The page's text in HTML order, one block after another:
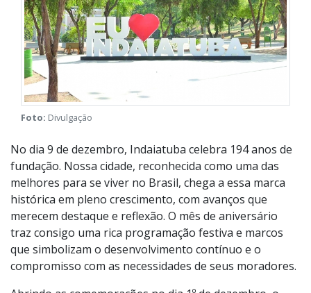
Foto:Divulgação
No dia 9 de dezembro, Indaiatuba celebra 194 anos de
fundação. Nossa cidade, reconhecida como uma das
melhores para se viver no Brasil, chega a essa marca
histórica em pleno crescimento, com avanços que
merecem destaque e reflexão. O mês de aniversário